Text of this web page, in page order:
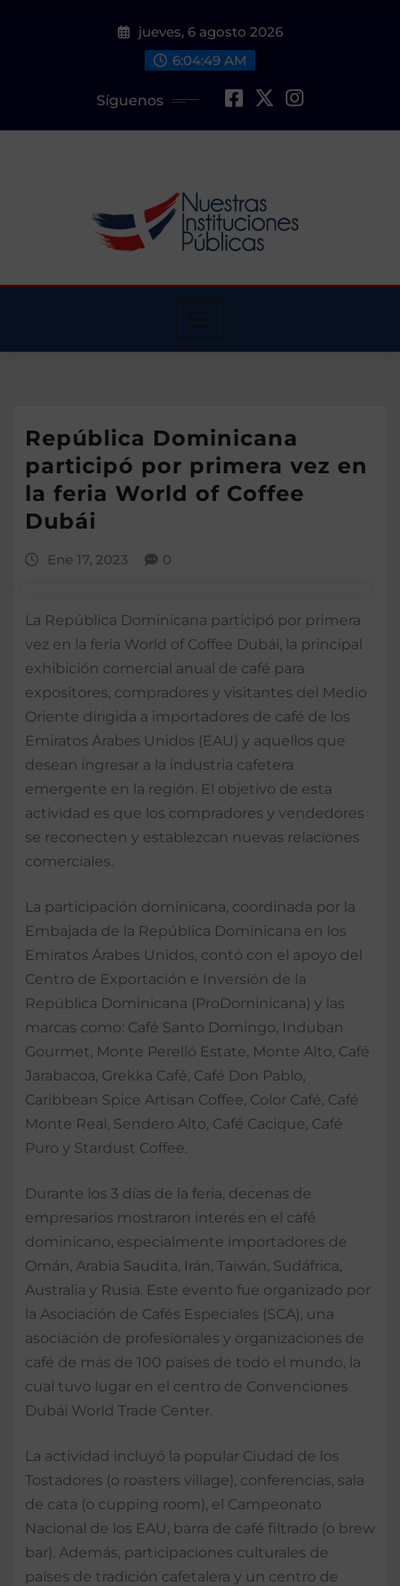
jueves, 6 agosto 2026
6:04:51 AM
Síguenos
República Dominicana
participó por primera vez en
la feria World of Coffee
Dubái
Ene 17, 2023 0
La República Dominicana participó por primera
vez en la feria World of Coffee Dubái, la principal
exhibición comercial anual de café para
expositores, compradores y visitantes del Medio
Oriente dirigida a importadores de café de los
Emiratos Árabes Unidos (EAU) y aquellos que
desean ingresar a la industria cafetera
emergente en la región. El objetivo de esta
actividad es que los compradores y vendedores
se reconecten y establezcan nuevas relaciones
comerciales.
La participación dominicana, coordinada por la
Embajada de la República Dominicana en los
Emiratos Árabes Unidos, contó con el apoyo del
Centro de Exportación e Inversión de la
República Dominicana (ProDominicana) y las
marcas como: Café Santo Domingo, Induban
Gourmet, Monte Perelló Estate, Monte Alto, Café
Jarabacoa, Grekka Café, Café Don Pablo,
Caribbean Spice Artisan Coffee, Color Café, Café
Monte Real, Sendero Alto, Café Cacique, Café
Puro y Stardust Coffee.
Durante los 3 días de la feria, decenas de
empresarios mostraron interés en el café
dominicano, especialmente importadores de
Omán, Arabia Saudita, Irán, Taiwán, Sudáfrica,
Australia y Rusia. Este evento fue organizado por
la Asociación de Cafés Especiales (SCA), una
asociación de profesionales y organizaciones de
café de más de 100 países de todo el mundo, la
cual tuvo lugar en el centro de Convenciones
Dubái World Trade Center.
La actividad incluyó la popular Ciudad de los
Tostadores (o roasters village), conferencias, sala
de cata (o cupping room), el Campeonato
Nacional de los EAU, barra de café filtrado (o brew
bar). Además, participaciones culturales de
países de tradición cafetalera y un centro de